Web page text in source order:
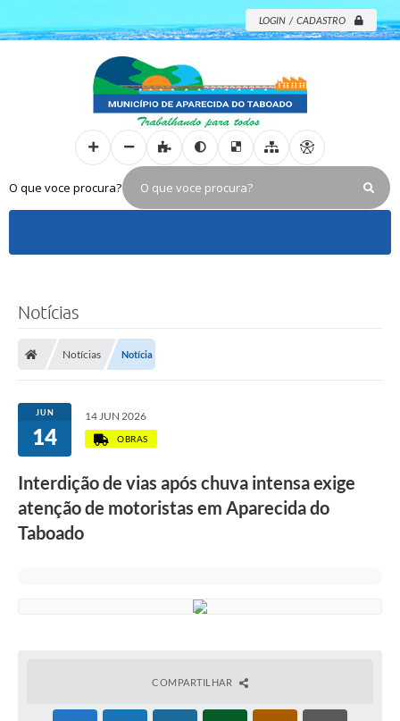
LOGIN / CADASTRO
O que voce procura?
Notícias
Notícias Notícia
JUN
14
14 JUN 2026
OBRAS
Interdição de vias após chuva intensa exige
atenção de motoristas em Aparecida do
Taboado
COMPARTILHAR